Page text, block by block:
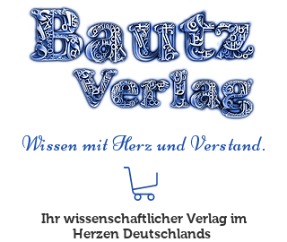
Wissen mit Herz und Verstand.
Ihr wissenschaftlicher Verlag im
Herzen Deutschlands